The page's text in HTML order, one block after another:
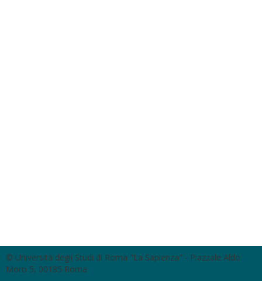
© Università degli Studi di Roma "La Sapienza" - Piazzale Aldo
Moro 5, 00185 Roma